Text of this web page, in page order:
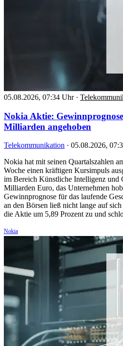
05.08.2026, 07:34 Uhr ·
Nokia Aktie:
Milliarden angehoben
Telekommunikation · 05.08.2026,
Nokia hat mit seinen Quartalszahlen
Woche einen kräftigen Kursimpuls
im Bereich Künstliche Intelligenz und
Milliarden Euro, das Unternehmen
Gewinnprognose für das laufende
an den Börsen ließ nicht lange auf
die Aktie um 5,89 Prozent zu und
Nokia